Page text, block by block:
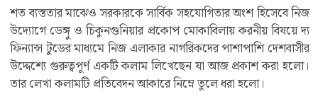
শত ব্যস্ততার মাঝেও সরকারকে সার্বিক সহযোগিতার অংশ হিসেবে নিজ
উদ্যোগে ডেঙ্গু ও চিকুনগুনিয়ার প্রকোপ মোকাবিলায় করনীয় বিষয়ে দ্য
ফিন্যান্স টুডের মাধ্যমে নিজ এলাকার নাগরিকদের পাশাপাশি দেশবাসীর
উদ্দেশ্যে গুরুত্বপূর্ণ একটি কলাম লিখেছেন যা আজ প্রকাশ করা হলো।
তার লেখা কলামটি প্রতিবেদন আকারে নিম্নে তুলে ধরা হলো।